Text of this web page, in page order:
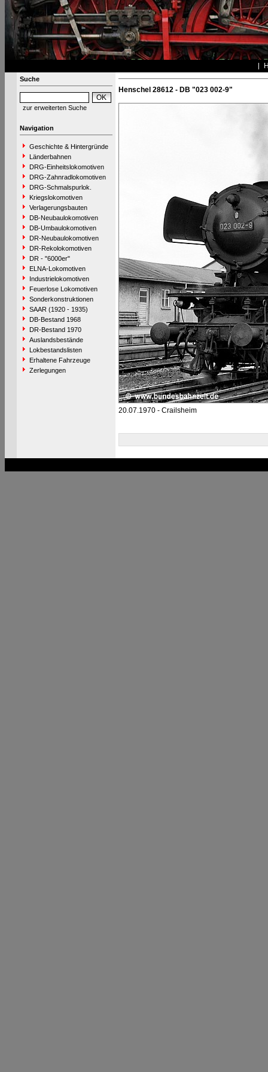
Suche
zur erweiterten Suche
Navigation
Geschichte & Hintergründe
Länderbahnen
DRG-Einheitslokomotiven
DRG-Zahnradlokomotiven
DRG-Schmalspurlok.
Kriegslokomotiven
Verlagerungsbauten
DB-Neubaulokomotiven
DB-Umbaulokomotiven
DR-Neubaulokomotiven
DR-Rekolokomotiven
DR - "6000er"
ELNA-Lokomotiven
Industrielokomotiven
Feuerlose Lokomotiven
Sonderkonstruktionen
SAAR (1920 - 1935)
DB-Bestand 1968
DR-Bestand 1970
Auslandsbestände
Lokbestandslisten
Erhaltene Fahrzeuge
Zerlegungen
Henschel 28612 - DB "023 002-9"
20.07.1970 - Crailsheim